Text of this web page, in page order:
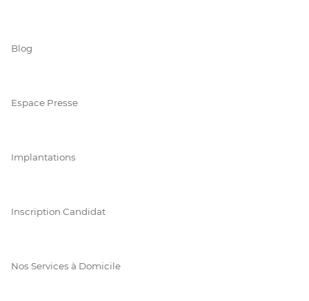
Blog
Espace Presse
Implantations
Inscription Candidat
Nos Services à Domicile